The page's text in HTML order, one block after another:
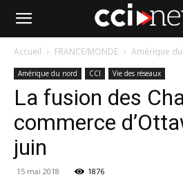
Accueil FRANCE/MONDE Amérique
Amérique du nord CCI Vie des réseaux
La fusion des
commerce
juin
15 mai 2018 1876